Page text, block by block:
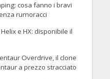
cosa fanno i bravi
rumoracci
e HX: disponibile il
Overdrive, il clone
a prezzo stracciato